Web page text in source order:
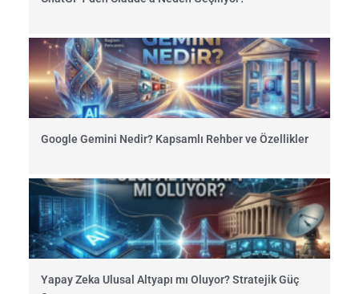
Google Gemini Nedir? Kapsamlı Rehber ve Özellikler
Yapay Zeka Ulusal Altyapı mı Oluyor? Stratejik Güç